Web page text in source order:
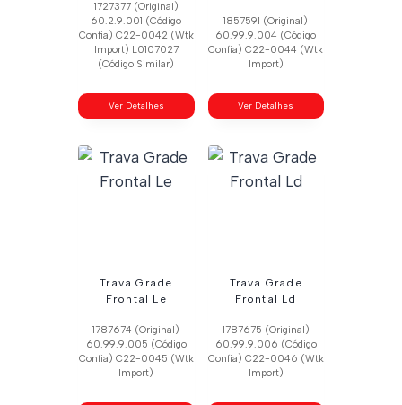
1727377 (Original)
60.2.9.001 (Código
Confia) C22-0042 (Wtk
Import) L0107027
(Código Similar)
Ver Detalhes
1857591 (Original)
60.99.9.004 (Código
Confia) C22-0044 (Wtk
Import)
Ver Detalhes
Trava Grade
Frontal Le
1787674 (Original)
60.99.9.005 (Código
Confia) C22-0045 (Wtk
Import)
Trava Grade
Frontal Ld
1787675 (Original)
60.99.9.006 (Código
Confia) C22-0046 (Wtk
Import)